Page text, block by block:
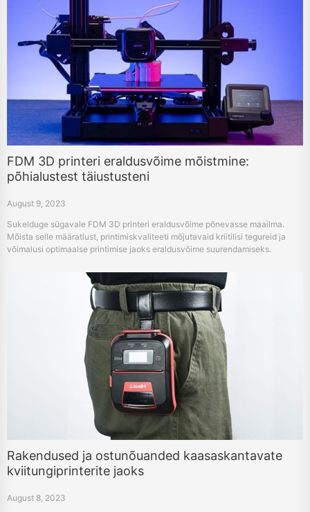
FDM 3D printeri eraldusvõime mõistmine:
põhialustest täiustusteni
August 9, 2023
Sukelduge sügavale FDM 3D printeri eraldusvõime põnevasse maailma.
Mõista selle määratlust, printimiskvaliteeti mõjutavaid kriitilisi tegureid ja
võimalusi optimaalse printimise jaoks eraldusvõime suurendamiseks.
Rakendused ja ostunõuanded kaasaskantavate
kviitungiprinterite jaoks
August 8, 2023